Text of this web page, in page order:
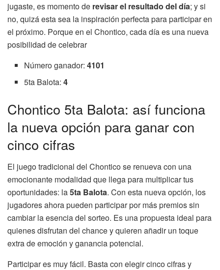
jugaste, es momento de revisar el resultado del día; y si
no, quizá esta sea la inspiración perfecta para participar en
el próximo. Porque en el Chontico, cada día es una nueva
posibilidad de celebrar
Número ganador:4101
5ta Balota:4
Chontico 5ta Balota: así funciona
la nueva opción para ganar con
cinco cifras
El juego tradicional del Chontico se renueva con una
emocionante modalidad que llega para multiplicar tus
oportunidades: la5ta Balota. Con esta nueva opción, los
jugadores ahora pueden participar por más premios sin
cambiar la esencia del sorteo. Es una propuesta ideal para
quienes disfrutan del chance y quieren añadir un toque
extra de emoción y ganancia potencial.
Participar es muy fácil. Basta con elegir cinco cifras y